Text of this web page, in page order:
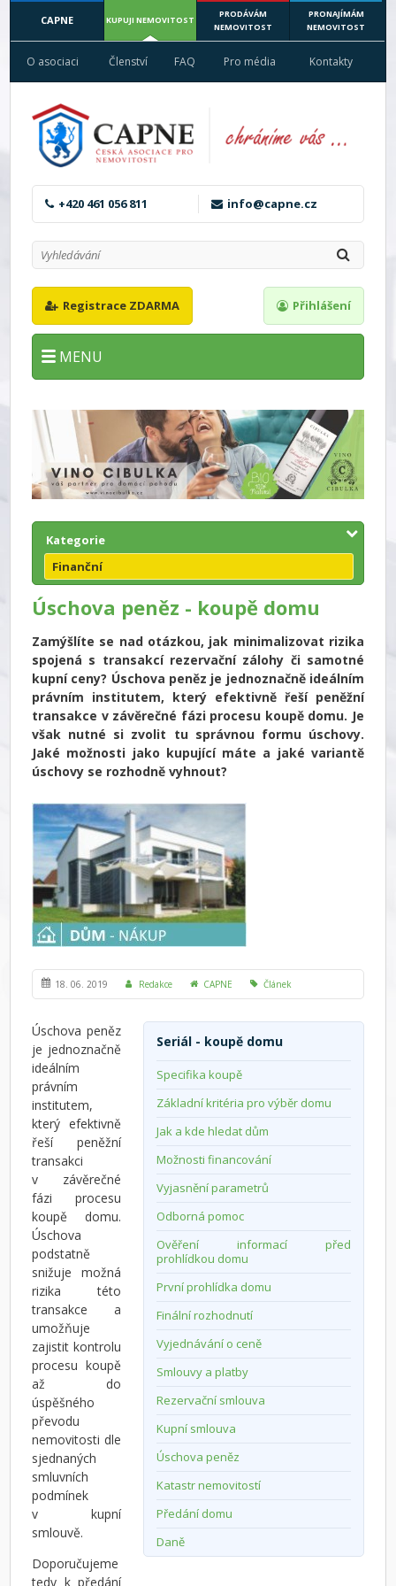
CAPNE KUPUJI NEMOVITOST
PRODÁVÁM
NEMOVITOST
PRONAJÍMÁM
NEMOVITOST
O asociaci Členství FAQ Pro média Kontakty
+420 461 056 811 info@capne.cz
Registrace ZDARMA Přihlášení
MENU
Kategorie
Finanční
Úschova peněz - koupě domu
Zamýšlíte se nad otázkou, jak minimalizovat rizika
spojená s transakcí rezervační zálohy či samotné
kupní ceny? Úschova peněz je jednoznačně ideálním
právním institutem, který efektivně řeší peněžní
transakce v závěrečné fázi procesu koupě domu. Je
však nutné si zvolit tu správnou formu úschovy.
Jaké možnosti jako kupující máte a jaké variantě
úschovy se rozhodně vyhnout?
18. 06. 2019 Redakce CAPNE Článek
Seriál - koupě domu
Specifika koupě
Základní kritéria pro výběr domu
Jak a kde hledat dům
Možnosti financování
Vyjasnění parametrů
Odborná pomoc
Ověření informací před
prohlídkou domu
První prohlídka domu
Finální rozhodnutí
Vyjednávání o ceně
Smlouvy a platby
Rezervační smlouva
Kupní smlouva
Úschova peněz
Katastr nemovitostí
Předání domu
Daně
Úschova peněz
je jednoznačně
ideálním
právním
institutem,
který efektivně
řeší peněžní
transakci
v závěrečné
fázi procesu
koupě domu.
Úschova
podstatně
snižuje možná
rizika této
transakce a
umožňuje
zajistit kontrolu
procesu koupě
až do
úspěšného
převodu
nemovitosti dle
sjednaných
smluvních
podmínek
v kupní
smlouvě.
Doporučujeme
tedy k předání